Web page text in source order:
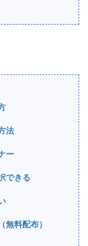
法
ー
できる
無料配布）